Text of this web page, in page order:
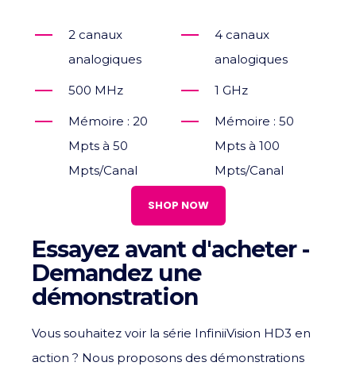
2 canaux
analogiques
500 MHz
Mémoire : 20
Mpts à 50
Mpts/Canal
4 canaux
analogiques
1 GHz
Mémoire : 50
Mpts à 100
Mpts/Canal
SHOP NOW
Essayez avant d'acheter -
Demandez une
démonstration
Vous souhaitez voir la série InfiniiVision HD3 en
action ? Nous proposons des démonstrations